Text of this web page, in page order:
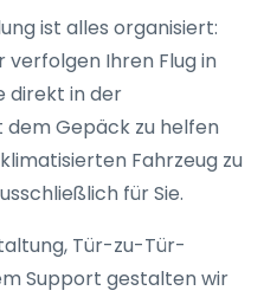
ist alles organisiert:
verfolgen Ihren Flug in
direkt in der
dem Gepäck zu helfen
Fahrzeug zu
für Sie.
Tür-zu-Tür-
Support gestalten wir